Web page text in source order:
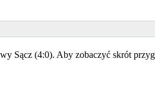
Sącz (4:0). Aby zobaczyć skrót